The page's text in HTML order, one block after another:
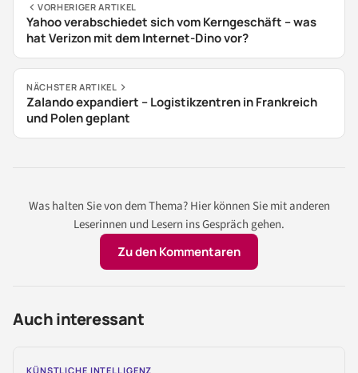
VORHERIGER ARTIKEL
Yahoo verabschiedet sich vom Kerngeschäft – was
hat Verizon mit dem Internet-Dino vor?
NÄCHSTER ARTIKEL
Zalando expandiert – Logistikzentren in Frankreich
und Polen geplant
Was halten Sie von dem Thema? Hier können Sie mit anderen
Leserinnen und Lesern ins Gespräch gehen.
Zu den Kommentaren
Auch interessant
KÜNSTLICHE INTELLIGENZ